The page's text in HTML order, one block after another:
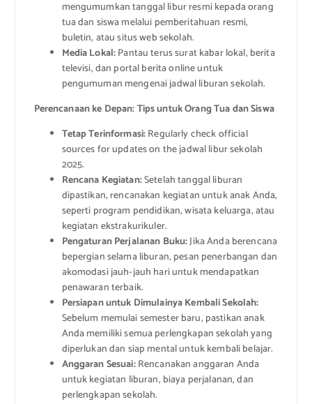
mengumumkan tanggal libur resmi kepada orang
tua dan siswa melalui pemberitahuan resmi,
buletin, atau situs web sekolah.
Media Lokal:Pantau terus surat kabar lokal, berita
televisi, dan portal berita online untuk
pengumuman mengenai jadwal liburan sekolah.
Perencanaan ke Depan: Tips untuk Orang Tua dan Siswa
Tetap Terinformasi:Regularly check official
sources for updates on the jadwal libur sekolah
2025.
Rencana Kegiatan:Setelah tanggal liburan
dipastikan, rencanakan kegiatan untuk anak Anda,
seperti program pendidikan, wisata keluarga, atau
kegiatan ekstrakurikuler.
Pengaturan Perjalanan Buku:Jika Anda berencana
bepergian selama liburan, pesan penerbangan dan
akomodasi jauh-jauh hari untuk mendapatkan
penawaran terbaik.
Persiapan untuk Dimulainya Kembali Sekolah:
Sebelum memulai semester baru, pastikan anak
Anda memiliki semua perlengkapan sekolah yang
diperlukan dan siap mental untuk kembali belajar.
Anggaran Sesuai:Rencanakan anggaran Anda
untuk kegiatan liburan, biaya perjalanan, dan
perlengkapan sekolah.